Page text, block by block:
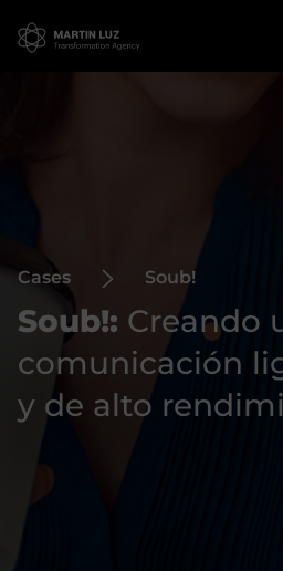
Cases Soub!
Soub!: Creando
comunicación
y de alto